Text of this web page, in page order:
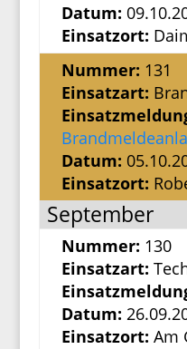
Datum:
Einsatzort:
Nummer: 131
Einsatzart:
Datum:
Einsatzort:
September
Nummer: 130
Einsatzart:
Datum:
Einsatzort: Am